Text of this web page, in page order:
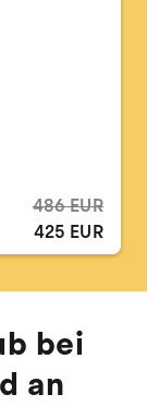
486 EUR
425 EUR
bei
an